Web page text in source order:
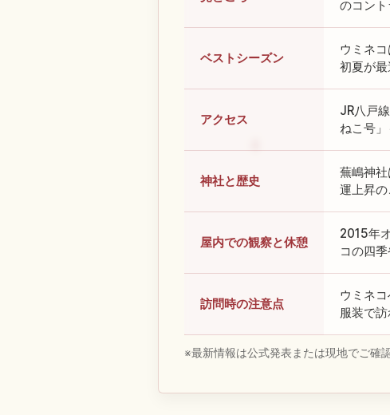
のコント
ベストシーズン
ウミネ
初夏が最
アクセス
JR八戸
ねこ号」
神社と歴史
蕪嶋神
運上昇の
屋内での観察と休憩
2015年
コの四
訪問時の注意点
ウミネ
服装で訪
※最新情報は公式発表または現地でご確